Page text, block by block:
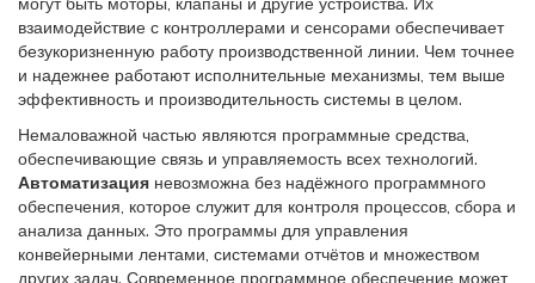
взаимодействие с контроллерами и сенсорами обеспечивает
безукоризненную работу производственной линии. Чем точнее
и надежнее работают исполнительные механизмы, тем выше
эффективность и производительность системы в целом.
Немаловажной частью являются программные средства,
обеспечивающие связь и управляемость всех технологий.
Автоматизация невозможна без надёжного программного
обеспечения, которое служит для контроля процессов, сбора и
анализа данных. Это программы для управления
конвейерными лентами, системами отчётов и множеством